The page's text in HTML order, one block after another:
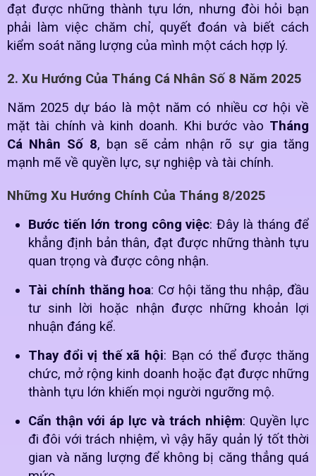
đạt được những thành tựu lớn, nhưng đòi hỏi bạn
phải làm việc chăm chỉ, quyết đoán và biết cách
kiểm soát năng lượng của mình một cách hợp lý.
2. Xu Hướng Của Tháng Cá Nhân Số 8 Năm 2025
Năm 2025 dự báo là một năm có nhiều cơ hội về
mặt tài chính và kinh doanh. Khi bước vào Tháng
Cá Nhân Số 8, bạn sẽ cảm nhận rõ sự gia tăng
mạnh mẽ về quyền lực, sự nghiệp và tài chính.
Những Xu Hướng Chính Của Tháng 8/2025
Bước tiến lớn trong công việc: Đây là tháng để
khẳng định bản thân, đạt được những thành tựu
quan trọng và được công nhận.
Tài chính thăng hoa: Cơ hội tăng thu nhập, đầu
tư sinh lời hoặc nhận được những khoản lợi
nhuận đáng kể.
Thay đổi vị thế xã hội: Bạn có thể được thăng
chức, mở rộng kinh doanh hoặc đạt được những
thành tựu lớn khiến mọi người ngưỡng mộ.
Cẩn thận với áp lực và trách nhiệm: Quyền lực
đi đôi với trách nhiệm, vì vậy hãy quản lý tốt thời
gian và năng lượng để không bị căng thẳng quá